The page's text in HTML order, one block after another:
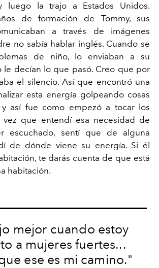
luego la trajo a Estados Unidos.
de formación de Tommy, sus
a través de imágenes
no sabía hablar inglés. Cuando se
de niño, lo enviaban a su
le decían lo que pasó. Creo que por
el silencio. Así que encontró una
esta energía golpeando cosas
y así fue como empezó a tocar los
vez que entendí esa necesidad de
escuchado, sentí que de alguna
de dónde viene su energía. Si él
te darás cuenta de que está
habitación.
mejor cuando estoy
a mujeres fuertes...
ese es mi camino."